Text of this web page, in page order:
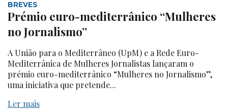
BREVES
Prémio euro-mediterrânico “Mulheres
no Jornalismo”
A União para o Mediterrâneo (UpM) e a Rede Euro-
Mediterrânica de Mulheres Jornalistas lançaram o
prémio euro-mediterrânico “Mulheres no Jornalismo”,
uma iniciativa que pretende...
Ler mais